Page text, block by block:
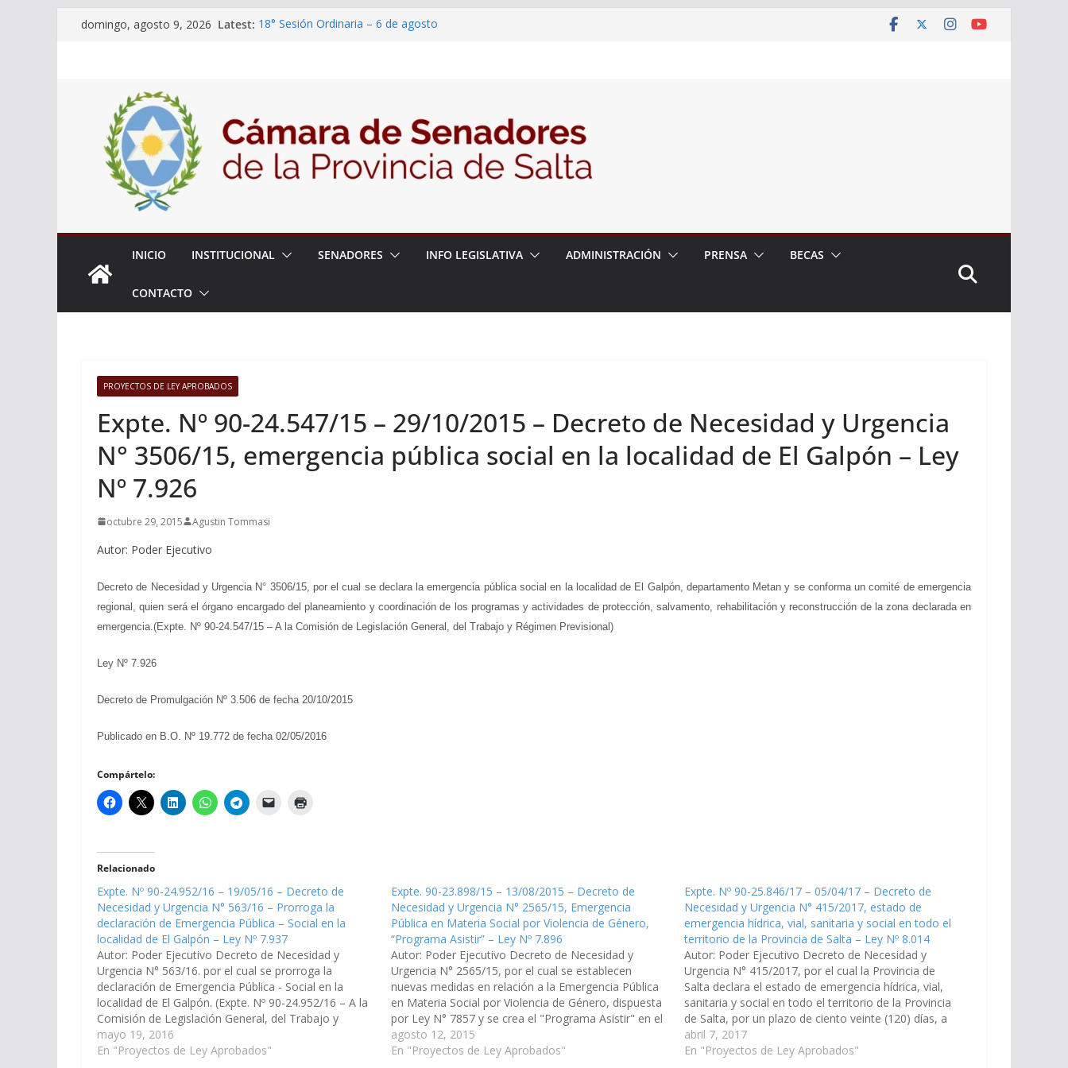
domingo, agosto 9, 2026 Latest: 18° Sesión Ordinaria – 6 de agosto
Expte. Nº 90-34.516/2026 – 06/08/26 – Créase el Ente Salteño
de Protección y Control Vegetal
INICIO INSTITUCIONAL SENADORES INFO LEGISLATIVA ADMINISTRACIÓN PRENSA BECAS
CONTACTO
PROYECTOS DE LEY APROBADOS
Expte. Nº 90-24.547/15 – 29/10/2015 – Decreto de Necesidad y Urgencia
N° 3506/15, emergencia pública social en la localidad de El Galpón – Ley
Nº 7.926
octubre 29, 2015 Agustin Tommasi
Autor: Poder Ejecutivo
Decreto de Necesidad y Urgencia N° 3506/15, por el cual se declara la emergencia pública social en la localidad de El Galpón, departamento Metan y se conforma un comité de emergencia
regional, quien será el órgano encargado del planeamiento y coordinación de los programas y actividades de protección, salvamento, rehabilitación y reconstrucción de la zona declarada en
emergencia.(Expte. Nº 90-24.547/15 – A la Comisión de Legislación General, del Trabajo y Régimen Previsional)
Ley Nº 7.926
Decreto de Promulgación Nº 3.506 de fecha 20/10/2015
Publicado en B.O. Nº 19.772 de fecha 02/05/2016
Compártelo:
Relacionado
Expte. Nº 90-24.952/16 – 19/05/16 – Decreto de
Necesidad y Urgencia N° 563/16 – Prorroga la
declaración de Emergencia Pública – Social en la
localidad de El Galpón – Ley Nº 7.937
Autor: Poder Ejecutivo Decreto de Necesidad y
Urgencia N° 563/16. por el cual se prorroga la
declaración de Emergencia Pública - Social en la
localidad de El Galpón. (Expte. Nº 90-24.952/16 – A la
Comisión de Legislación General, del Trabajo y
Régimen Previsional). Ley Nº 7.937 Decreto de
Promulgación Nº 1.260…
mayo 19, 2016
En "Proyectos de Ley Aprobados"
Expte. 90-23.898/15 – 13/08/2015 – Decreto de
Necesidad y Urgencia N° 2565/15, Emergencia
Pública en Materia Social por Violencia de Género,
“Programa Asistir” – Ley Nº 7.896
Autor: Poder Ejecutivo Decreto de Necesidad y
Urgencia N° 2565/15, por el cual se establecen
nuevas medidas en relación a la Emergencia Pública
en Materia Social por Violencia de Género, dispuesta
por Ley N° 7857 y se crea el "Programa Asistir" en el
ámbito del Ministerio de Justicia, teniendo como…
agosto 12, 2015
En "Proyectos de Ley Aprobados"
Expte. Nº 90-25.846/17 – 05/04/17 – Decreto de
Necesidad y Urgencia N° 415/2017, estado de
emergencia hídrica, vial, sanitaria y social en todo el
territorio de la Provincia de Salta – Ley Nº 8.014
Autor: Poder Ejecutivo Decreto de Necesidad y
Urgencia N° 415/2017, por el cual la Provincia de
Salta declara el estado de emergencia hídrica, vial,
sanitaria y social en todo el territorio de la Provincia
de Salta, por un plazo de ciento veinte (120) días, a
partir del 1o de abril del…
abril 7, 2017
En "Proyectos de Ley Aprobados"